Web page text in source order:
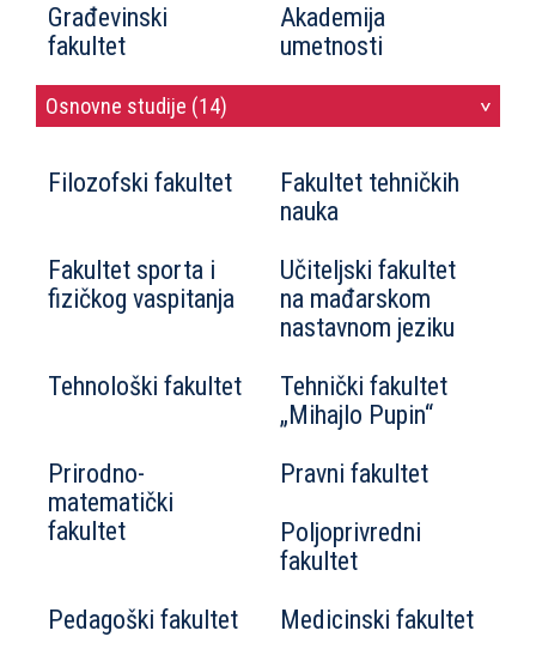
Građevinski
fakultet
Akademija
umetnosti
Osnovne studije (14) >
Filozofski fakultet
Fakultet tehničkih
nauka
Fakultet sporta i
fizičkog vaspitanja
Učiteljski fakultet
na mađarskom
nastavnom jeziku
Tehnološki fakultet
Tehnički fakultet
„Mihajlo Pupin“
Prirodno-
matematički
fakultet
Pravni fakultet
Poljoprivredni
fakultet
Pedagoški fakultet
Medicinski fakultet